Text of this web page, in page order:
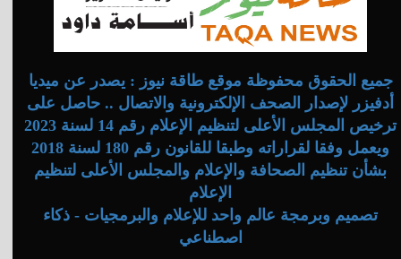
جميع الحقوق محفوظة موقع طاقة نيوز : يصدر عن ميديا
أدفيزر لإصدار الصحف الإلكترونية والاتصال .. حاصل على
ترخيص المجلس الأعلى لتنظيم الإعلام رقم 14 لسنة 2023
ويعمل وفقا لقراراته وطبقا للقانون رقم 180 لسنة 2018
بشأن تنظيم الصحافة والإعلام والمجلس الأعلى لتنظيم
الإعلام
تصميم وبرمجة عالم واحد للإعلام والبرمجيات - ذكاء
اصطناعي